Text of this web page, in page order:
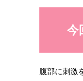
今
腹部に刺激